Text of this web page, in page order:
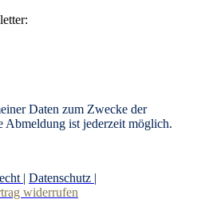
Daten zum Zwecke der
Abmeldung ist jederzeit möglich.
| Datenschutz |
widerrufen